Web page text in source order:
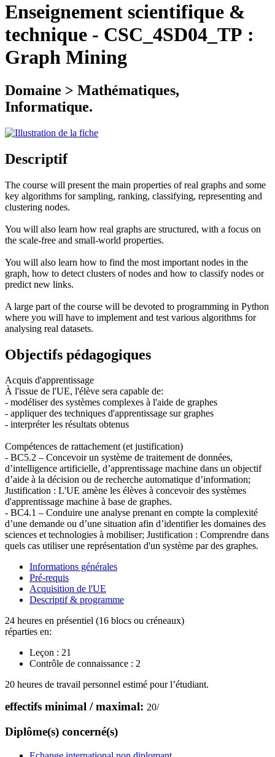
Enseignement scientifique &
technique - CSC_4SD04_TP :
Graph Mining
Domaine > Mathématiques,
Informatique.
Descriptif
The course will present the main properties of real graphs and some
key algorithms for sampling, ranking, classifying, representing and
clustering nodes.
You will also learn how real graphs are structured, with a focus on
the scale-free and small-world properties.
You will also learn how to find the most important nodes in the
graph, how to detect clusters of nodes and how to classify nodes or
predict new links.
A large part of the course will be devoted to programming in Python
where you will have to implement and test various algorithms for
analysing real datasets.
Objectifs pédagogiques
Acquis d'apprentissage
À l'issue de l'UE, l'élève sera capable de:
- modéliser des systèmes complexes à l'aide de graphes
- appliquer des techniques d'apprentissage sur graphes
- interpréter les résultats obtenus
Compétences de rattachement (et justification)
- BC5.2 – Concevoir un système de traitement de données,
d’intelligence artificielle, d’apprentissage machine dans un objectif
d’aide à la décision ou de recherche automatique d’information;
Justification : L'UE amène les élèves à concevoir des systèmes
d'apprentissage machine à base de graphes.
- BC4.1 – Conduire une analyse prenant en compte la complexité
d’une demande ou d’une situation afin d’identifier les domaines des
sciences et technologies à mobiliser; Justification : Comprendre dans
quels cas utiliser une représentation d'un système par des graphes.
Informations générales
Pré-requis
Acquisition de l'UE
Descriptif & programme
24 heures en présentiel (16 blocs ou créneaux)
réparties en:
Leçon : 21
Contrôle de connaissance : 2
20 heures de travail personnel estimé pour l’étudiant.
effectifs minimal / maximal: 20/
Diplôme(s) concerné(s)